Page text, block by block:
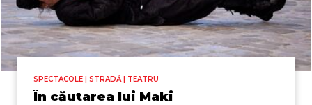
SPECTACOLE | STRADĂ | TEATRU
În căutarea lui Maki